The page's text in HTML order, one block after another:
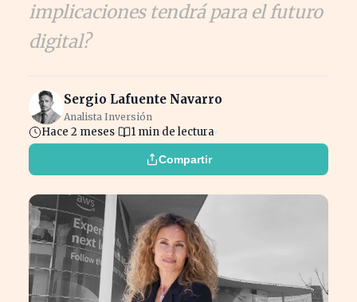
implicaciones tendrá para el futuro
digital?
Sergio Lafuente Navarro
Analista Inversión
Hace 2 meses 1 min de lectura
Compartir